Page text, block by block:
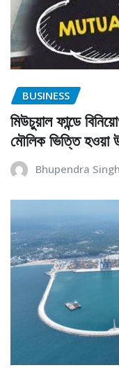
BUSINESS
মিউচুয়াল ফান্ডে
মৌলিক ভিত্তি হওয়া
Bhupendra